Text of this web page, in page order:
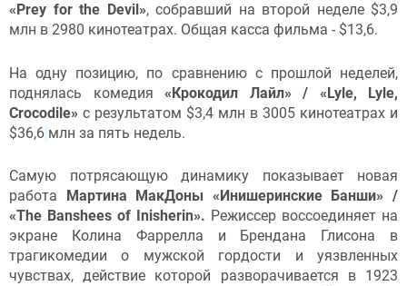
«Prey for the Devil», собравший на второй неделе $3,9
млн в 2980 кинотеатрах. Общая касса фильма - $13,6.
На одну позицию, по сравнению с прошлой неделей,
поднялась комедия «Крокодил Лайл» / «Lyle, Lyle,
Crocodile» с результатом $3,4 млн в 3005 кинотеатрах и
$36,6 млн за пять недель.
Самую потрясающую динамику показывает
новая
работа
Мартина МакДоны «Инишеринские Банши» /
«The Banshees of Inisherin». Режиссер воссоединяет на
экране
Колина Фаррелла и Брендана Глисона в
трагикомедии о мужской гордости и уязвленных
чувствах, действие которой разворачивается в 1923